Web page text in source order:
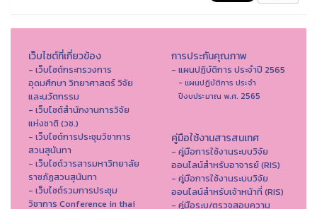
เว็บไซต์ที่เกี่ยวข้อง
- เว็บไซต์กระทรวงการ
อุดมศึกษา วิทยาศาสตร์ วิจัย
และนวัตกรรม
- เว็บไซต์สำนักงานการวิจัย
แห่งชาติ (วช.)
- เว็บไซต์การประชุมวิชาการ
สวนสุนันทา
- เว็บไซต์วารสารมหาวิทยาลัย
ราชภัฏสวนสุนันทา
- เว็บไซต์รวมการประชุม
วิชาการ Conference in thai
การประกันคุณภาพ
- แผนปฏิบัติการ ประจำปี 2565
- แผนปฏิบัติการ ประจำ
ปีงบประมาณ พ.ศ. 2565
คู่มือใช้งานสารสนเทศ
- คู่มือการใช้งานระบบวิจัย
ออนไลน์สำหรับอาจารย์ (RIS)
- คู่มือการใช้งานระบบวิจัย
ออนไลน์สำหรับเจ้าหน้าที่ (RIS)
- คู่มือระบุ/ตรวจสอบความ